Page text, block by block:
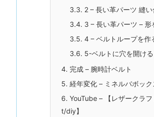
3.3. 2 – 長い革パーツ 縫
3.4. 3 – 長い革パーツ –
3.5. 4 – ベルトループを作
3.6. 5-ベルトに穴を開ける
4. 完成 – 腕時計ベルト
5. 経年変化 – ミネルバボック
6. YouTube – 【レザークラ
t/diy】